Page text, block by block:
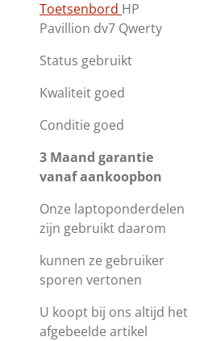
Toetsenbord HP
Pavillion dv7 Qwerty
Status gebruikt
Kwaliteit goed
Conditie goed
3 Maand garantie
vanaf aankoopbon
Onze laptoponderdelen
zijn gebruikt daarom
kunnen ze gebruiker
sporen vertonen
U koopt bij ons altijd het
afgebeelde artikel